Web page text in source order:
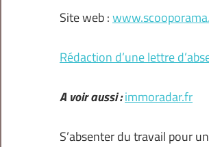
Site web :
Rédaction d’une lettre
A voir aussi :immoradar.fr
S’absenter du travail pour